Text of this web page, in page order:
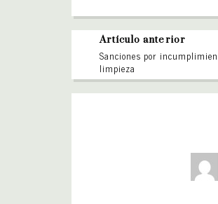
Artículo anterior
Sanciones por
limpieza